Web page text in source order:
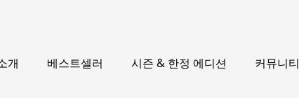
개 베스트셀러 시즌 & 한정 에디션 커뮤니티